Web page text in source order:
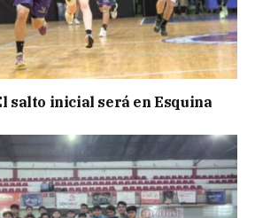
salto inicial será en Esquina